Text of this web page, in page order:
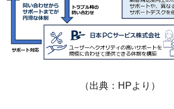
（出典：HPより）